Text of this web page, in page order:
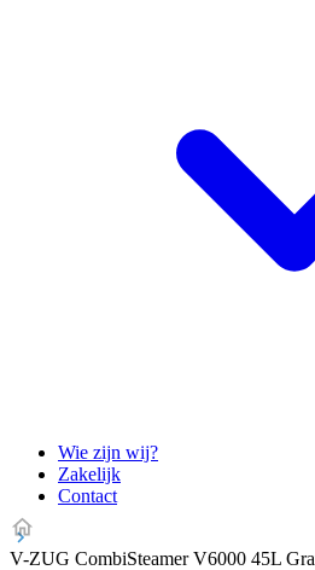
Wie zijn wij?
Zakelijk
Contact
V-ZUG CombiSteamer V6000 45L